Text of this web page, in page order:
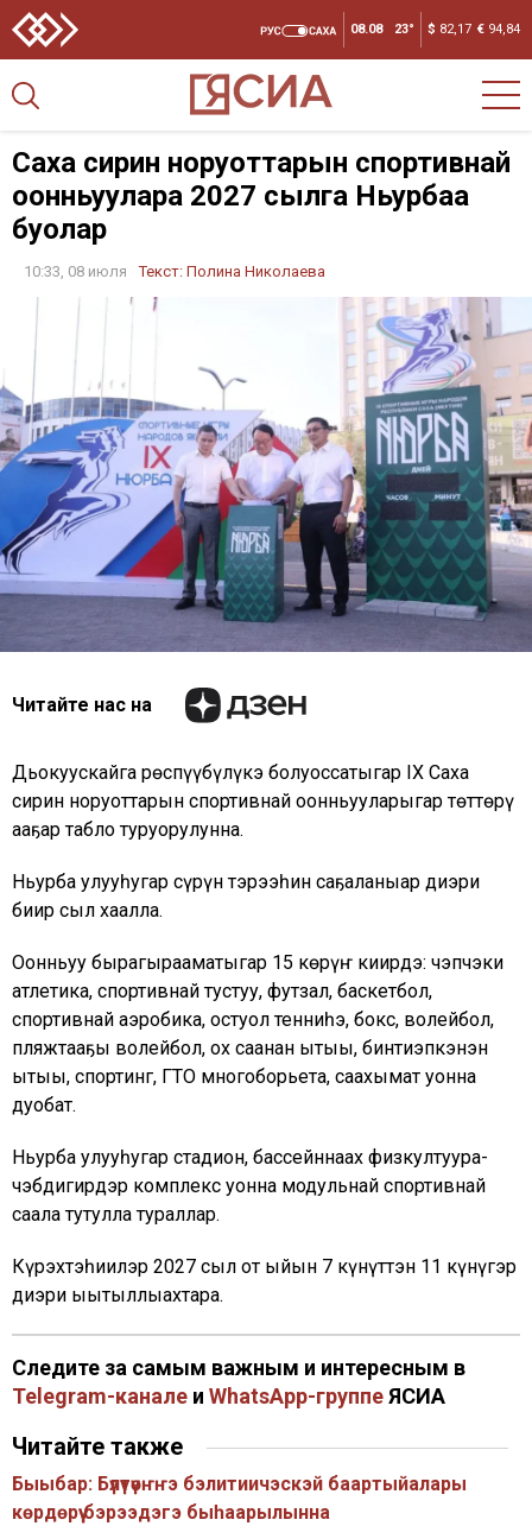
08.08 23° $ 82,17 € 94,84
Саха сирин норуоттарын спортивнай
оонньуулара 2027 сылга Ньурбаҕа
буолар
10:33, 08 июля Текст: Полина Николаева
Читайте нас на
Дьокуускайга Өрөспүүбүлүкэ болуоссатыгар IX Саха
сирин норуоттарын спортивнай оонньууларыгар төттөрү
ааҕар табло туруорулунна.
Ньурба улууһугар сүрүн тэрээһин саҕаланыар диэри
биир сыл хаалла.
Оонньуу бырагырааматыгар 15 көрүҥ киирдэ: чэпчэки
атлетика, спортивнай тустуу, футзал, баскетбол,
спортивнай аэробика, остуол тенниһэ, бокс, волейбол,
пляжтааҕы волейбол, ох саанан ытыы, бинтиэпкэнэн
ытыы, спортинг, ГТО многоборьета, саахымат уонна
дуобат.
Ньурба улууһугар стадион, бассейннаах физкултуура-
чэбдигирдэр комплекс уонна модульнай спортивнай
саала тутулла тураллар.
Күрэхтэһиилэр 2027 сыл от ыйын 7 күнүттэн 11 күнүгэр
диэри ыытыллыахтара.
Следите за самым важным и интересным в
Telegram-канале и WhatsApp-группеЯСИА
Читайте также
Быыбар: Бүлүтүөҥҥэ бэлитиичэскэй баартыйалары
көрдөрүү бэрээдэгэ быһаарылынна